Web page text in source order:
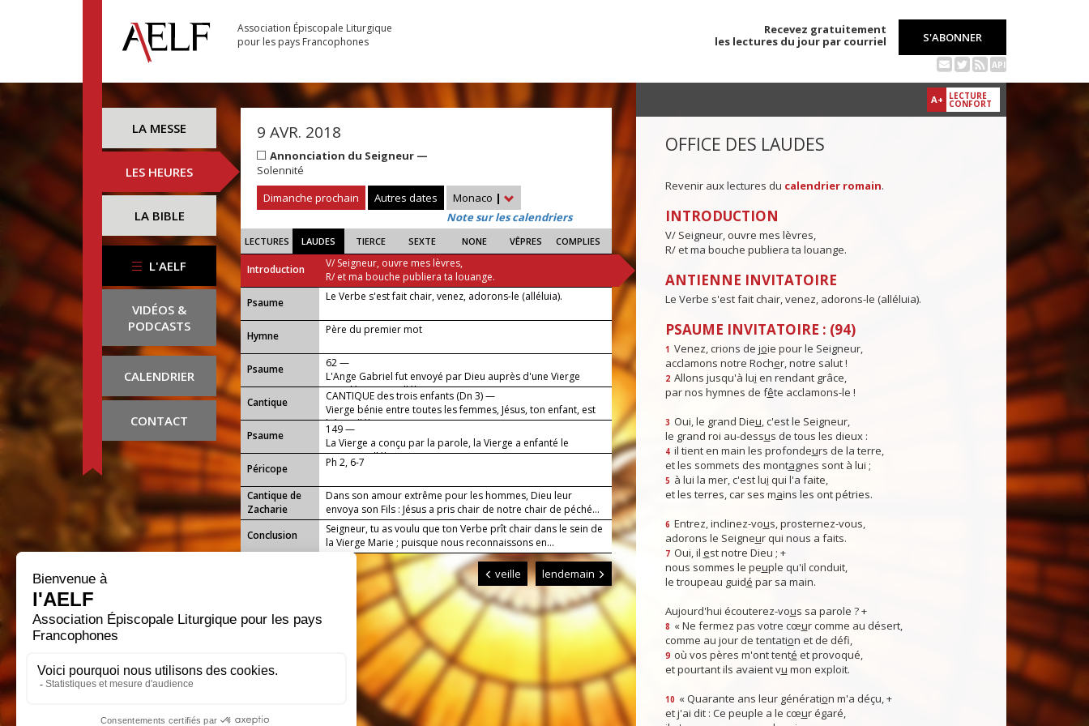
Association Épiscopale Liturgique
pour les pays Francophones
Recevez gratuitement
les lectures du jour par courriel
S'ABONNER
API
LA MESSE
LES HEURES
LA BIBLE
L'AELF
VIDÉOS &
PODCASTS
CALENDRIER
CONTACT
9 AVR. 2018
Annonciation du Seigneur —
Solennité
Dimanche prochain
Autres dates Monaco |
Note sur les calendriers
LECTURES LAUDES TIERCE SEXTE NONE VÊPRES COMPLIES
Introduction
V/ Seigneur, ouvre mes lèvres,
R/ et ma bouche publiera ta louange.
Psaume
Le Verbe s'est fait chair, venez, adorons-le (alléluia).
Hymne Père du premier mot
Psaume
62 —
L'Ange Gabriel fut envoyé par Dieu auprès d'une Vierge
appelée Marie (alléluia).
Cantique
CANTIQUE des trois enfants (Dn 3) —
Vierge bénie entre toutes les femmes, Jésus, ton enfant, est
béni (alléluia).
Psaume
149 —
La Vierge a conçu par la parole, la Vierge a enfanté le
Sauveur (alléluia).
Péricope
Ph 2, 6-7
Cantique de
Zacharie
Dans son amour extrême pour les hommes, Dieu leur
envoya son Fils : Jésus a pris chair de notre chair de péché...
Conclusion
Seigneur, tu as voulu que ton Verbe prît chair dans le sein de
la Vierge Marie ; puisque nous reconnaissons en...
veille lendemain
A+ LECTURE
CONFORT
OFFICE DES LAUDES
Revenir aux lectures du calendrier romain.
INTRODUCTION
V/ Seigneur, ouvre mes lèvres,
R/ et ma bouche publiera ta louange.
ANTIENNE INVITATOIRE
Le Verbe s'est fait chair, venez, adorons-le (alléluia).
PSAUME INVITATOIRE : (94)
1 Venez, crions de joie pour le Seigneur,
acclamons notre Rocher, notre salut !
2 Allons jusqu'à lui en rendant grâce,
par nos hymnes de fête acclamons-le !
3 Oui, le grand Dieu, c'est le Seigneur,
le grand roi au-dessus de tous les dieux :
4 il tient en main les profondeurs de la terre,
et les sommets des montagnes sont à lui ;
5 à lui la mer, c'est lui qui l'a faite,
et les terres, car ses mains les ont pétries.
6 Entrez, inclinez-vous, prosternez-vous,
adorons le Seigneur qui nous a faits.
7 Oui, il est notre Dieu ; +
nous sommes le peuple qu'il conduit,
le troupeau guidé par sa main.
Aujourd'hui écouterez-vous sa parole ? +
8 « Ne fermez pas votre cœur comme au désert,
comme au jour de tentation et de défi,
9 où vos pères m'ont tenté et provoqué,
et pourtant ils avaient vu mon exploit.
10 « Quarante ans leur génération m'a déçu, +
et j'ai dit : Ce peuple a le cœur égaré,